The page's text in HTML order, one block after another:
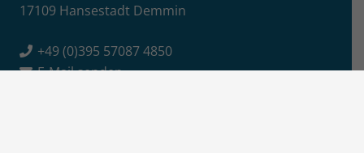
17109 Hansestadt Demmin
+49 (0)395 57087 4850
E-Mail senden